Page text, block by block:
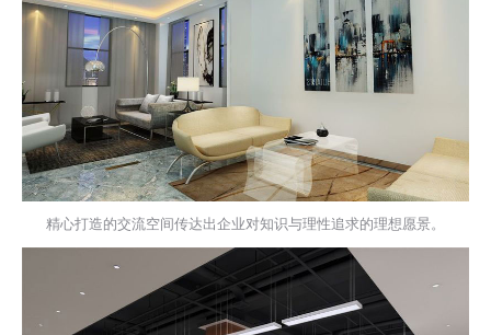
精心打造的交流空间传达出企业对知识与理性追求的理想愿景。